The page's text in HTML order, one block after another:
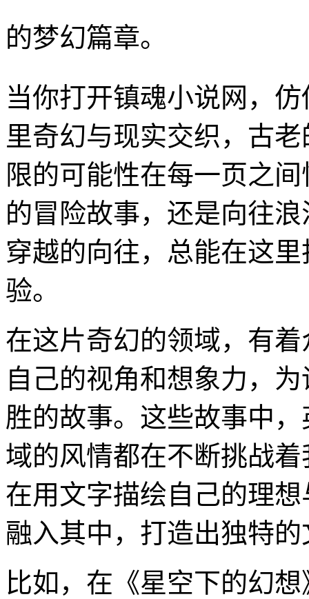
的梦幻篇章。
当你打开镇魂小说网，
里奇幻与现实交织，古
限的可能性在每一页之
的冒险故事，还是向往
穿越的向往，总能在这
验。
在这片奇幻的领域，有
自己的视角和想象力，
胜的故事。这些故事中
域的风情都在不断挑战
在用文字描绘自己的理
融入其中，打造出独特
比如，在《星空下的幻